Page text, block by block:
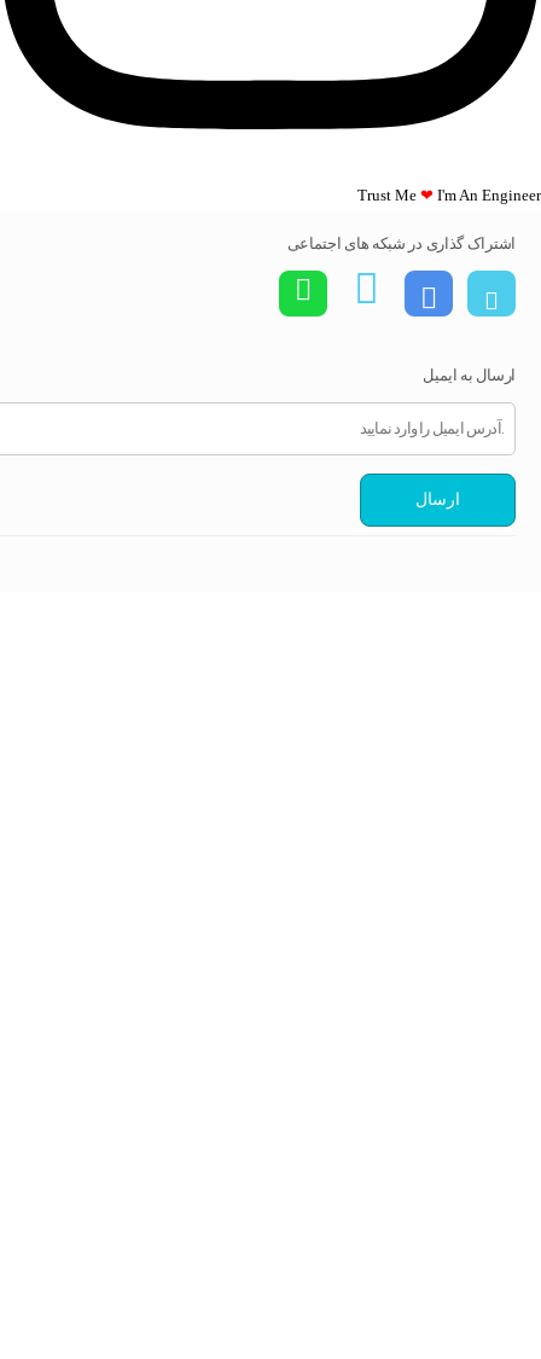
Trust Me ❤ I'm An Engineer​​
اشتراک گذاری در شبکه های اجتماعی
ارسال به ایمیل
ارسال